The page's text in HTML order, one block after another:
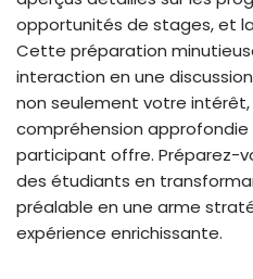
opportunités de stages, et
Cette préparation
interaction en une
non seulement votre
compréhension
participant offre. Préparez-
des étudiants en
préalable en une arme
expérience enrichissante.